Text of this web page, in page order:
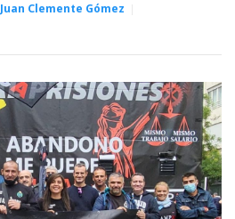
Juan Clemente Gómez